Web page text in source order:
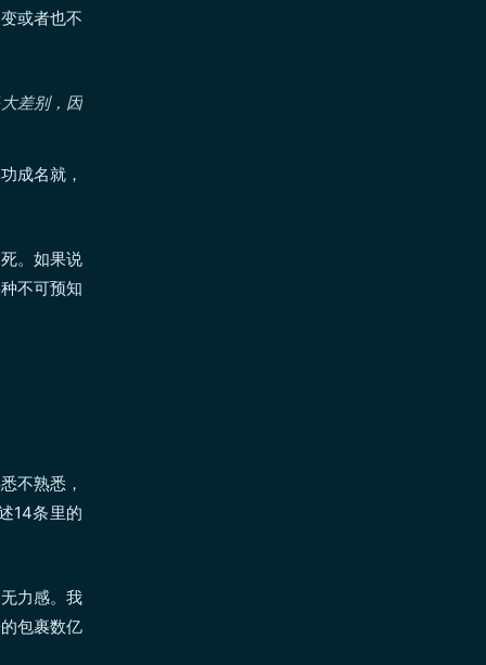
或者也不
差别，因
成名就，
。如果说
不可预知
不熟悉，
14条里的
力感。我
包裹数亿